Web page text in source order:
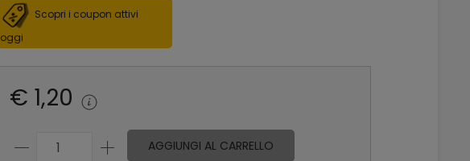
Scopri i coupon attivi
oggi
€ 1,20
AGGIUNGI AL CARRELLO